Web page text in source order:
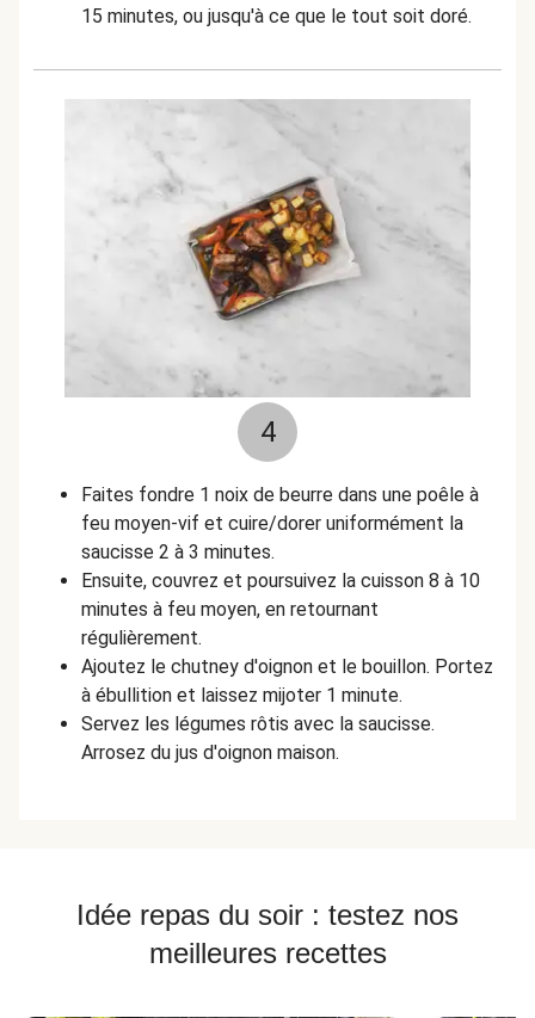
15 minutes, ou jusqu'à ce que le tout soit doré.
4
Faites fondre 1 noix de beurre dans une poêle à
feu moyen-vif et cuire/dorer uniformément la
saucisse 2 à 3 minutes.
Ensuite, couvrez et poursuivez la cuisson 8 à 10
minutes à feu moyen, en retournant
régulièrement.
Ajoutez le chutney d'oignon et le bouillon. Portez
à ébullition et laissez mijoter 1 minute.
Servez les légumes rôtis avec la saucisse.
Arrosez du jus d'oignon maison.
Idée repas du soir : testez nos
meilleures recettes